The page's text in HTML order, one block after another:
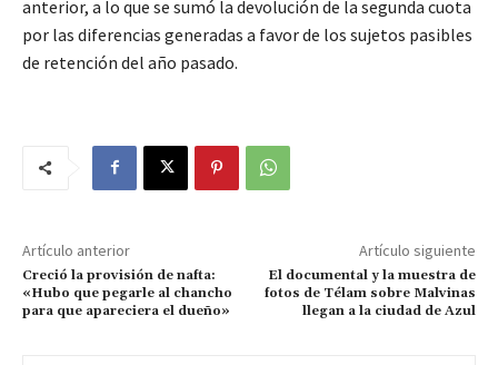
anterior, a lo que se sumó la devolución de la segunda cuota
por las diferencias generadas a favor de los sujetos pasibles
de retención del año pasado.
Artículo anterior
Creció la provisión de nafta:
«Hubo que pegarle al chancho
para que apareciera el dueño»
Artículo siguiente
El documental y la muestra de
fotos de Télam sobre Malvinas
llegan a la ciudad de Azul